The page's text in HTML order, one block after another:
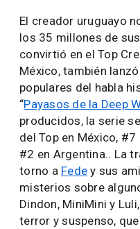
El creador uruguayo
los 35 millones de
convirtió en el Top
México, también
populares del habla
“Payasos de la Deep
producidos, la serie
del Top en México, #7
#2 en Argentina.. La
torno a Fede y sus
misterios sobre
Dindon, MiniMini y
terror y suspenso,